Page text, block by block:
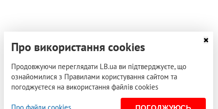
Про використання cookies
Продовжуючи переглядати LB.ua ви підтверджуєте, що
ознайомилися з Правилами користування сайтом та
погоджуєтеся на використання файлів cookies